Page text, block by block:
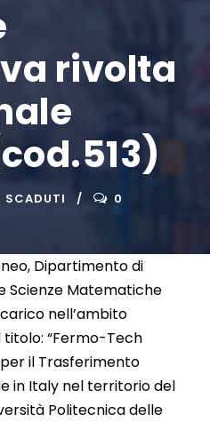
rivolta
SCADUTI 0
Dipartimento di
Scienze Matematiche
nell’ambito
“Fermo-Tech
il Trasferimento
in Italy nel territorio del
Politecnica delle